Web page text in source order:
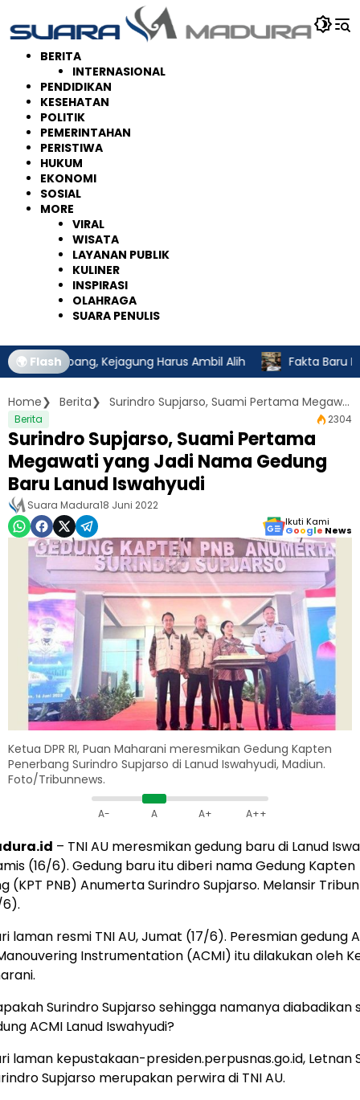
ke
konten
BERITA
INTERNASIONAL
PENDIDIKAN
KESEHATAN
POLITIK
PEMERINTAHAN
PERISTIWA
HUKUM
EKONOMI
SOSIAL
MORE
VIRAL
WISATA
LAYANAN PUBLIK
KULINER
INSPIRASI
OLAHRAGA
SUARA PENULIS
🌍 FlashKejagung Harus Ambil Alih Fakta Baru Dugaan
Home Berita Surindro Supjarso, Suami Pertama Megawati yang Jadi Nama Gedung Baru Lanud Iswahyudi
Berita 2304
Surindro Supjarso, Suami Pertama
Megawati yang Jadi Nama Gedung
Baru Lanud Iswahyudi
Suara Madura18 Juni 2022
Ikuti Kami
Google News
Ketua DPR RI, Puan Maharani meresmikan Gedung Kapten
Penerbang Surindro Supjarso di Lanud Iswahyudi, Madiun.
Foto/Tribunnews.
A- A A+ A++
– TNI AU meresmikan gedung baru di Lanud
(16/6). Gedung baru itu diberi nama Gedung Kapten
(KPT PNB) Anumerta Surindro Supjarso. Melansir
laman resmi TNI AU, Jumat (17/6). Peresmian gedung
Instrumentation (ACMI) itu dilakukan oleh
Surindro Supjarso sehingga namanya diabadikan
ACMI Lanud Iswahyudi?
laman kepustakaan-presiden.perpusnas.go.id, Letnan
Supjarso merupakan perwira di TNI AU.